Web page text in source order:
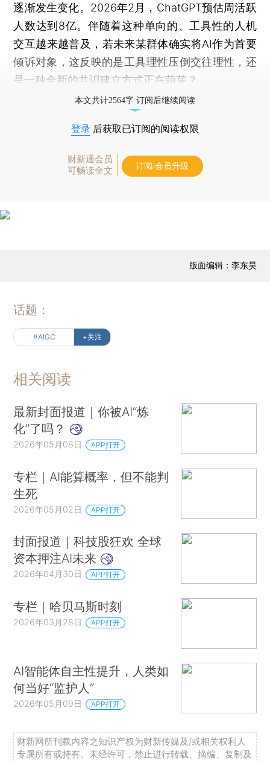
逐渐发生变化。2026年2月，ChatGPT预估周活跃
人数达到8亿。伴随着这种单向的、工具性的人机
交互越来越普及，若未来某群体确实将AI作为首要
倾诉对象，这反映的是工具理性压倒交往理性，还
是一种全新的共识建立方式正在萌芽？
本文共计2564字 订阅后继续阅读
登录 后获取已订阅的阅读权限
财新通会员
可畅读全文
订阅/会员升级
版面编辑：李东昊
话题：
#AIGC +关注
相关阅读
最新封面报道｜你被AI“炼
化”了吗？
2026年05月08日 APP打开
专栏｜AI能算概率，但不能判
生死
2026年05月02日 APP打开
封面报道｜科技股狂欢 全球
资本押注AI未来
2026年04月30日 APP打开
专栏｜哈贝马斯时刻
2026年03月28日 APP打开
AI智能体自主性提升，人类如
何当好“监护人”
2026年05月09日 APP打开
财新网所刊载内容之知识产权为财新传媒及/或相关权利人
专属所有或持有。未经许可，禁止进行转载、摘编、复制及